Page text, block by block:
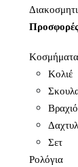
Κοσμήματα
Κολιέ
Σετ
Ρολόγια